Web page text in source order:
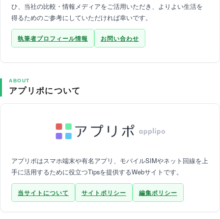
ひ、当社の比較・情報メディアをご活用いただき、よりよい生活を
得るためのご参考にしていただければ幸いです。
執筆者プロフィール情報 お問い合わせ
ABOUT
アプリポについて
アプリポはスマホ端末や有名アプリ、モバイルSIMやネット回線を上
手に活用するために役立つTipsを提供するWebサイトです。
当サイトについて サイトポリシー 編集ポリシー